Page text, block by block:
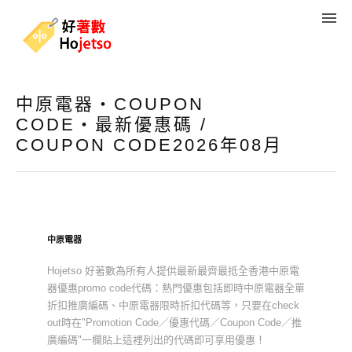
中原電器・COUPON
CODE・最新優惠碼 /
COUPON CODE2026年08月
中原電器
Hojetso 好著數為所有人提供最新最齊最抵全香港中原電
器優惠promo code代碼：熱門優惠包括即時中原電器全單
折扣推廣編碼、中原電器限時折扣代碼等，只要在check
out時在"Promotion Code／優惠代碼／Coupon Code／推
廣編碼"一欄貼上這裡列出的代碼即可享用優惠！